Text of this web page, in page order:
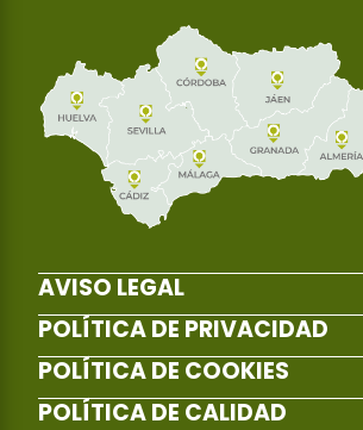
AVISO LEGAL
POLÍTICA DE PRIVACIDAD
POLÍTICA DE COOKIES
POLÍTICA DE CALIDAD